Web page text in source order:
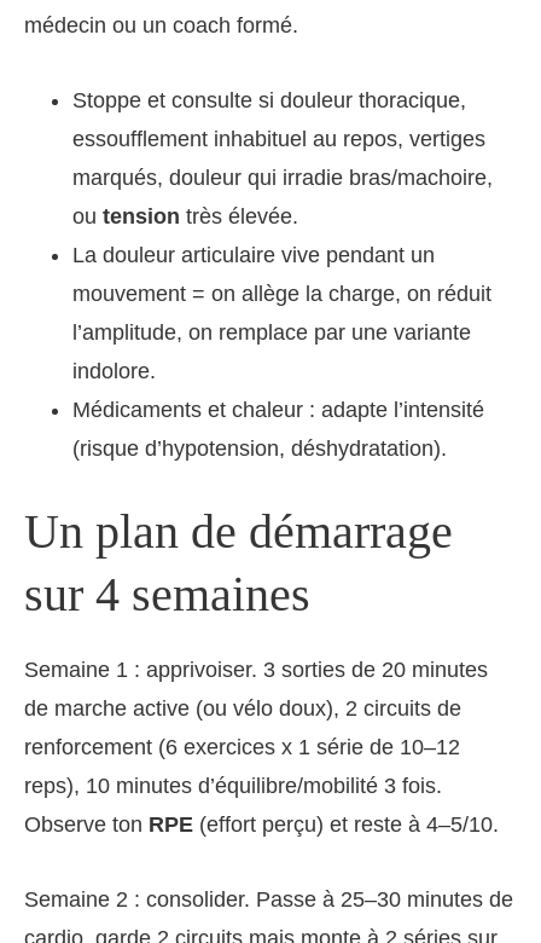
médecin ou un coach formé.
Stoppe et consulte si douleur thoracique,
essoufflement inhabituel au repos, vertiges
marqués, douleur qui irradie bras/machoire,
ou tension très élevée.
La douleur articulaire vive pendant un
mouvement = on allège la charge, on réduit
l’amplitude, on remplace par une variante
indolore.
Médicaments et chaleur : adapte l’intensité
(risque d’hypotension, déshydratation).
Un plan de démarrage
sur 4 semaines
Semaine 1 : apprivoiser. 3 sorties de 20 minutes
de marche active (ou vélo doux), 2 circuits de
renforcement (6 exercices x 1 série de 10–12
reps), 10 minutes d’équilibre/mobilité 3 fois.
Observe ton RPE (effort perçu) et reste à 4–5/10.
Semaine 2 : consolider. Passe à 25–30 minutes de
cardio, garde 2 circuits mais monte à 2 séries sur